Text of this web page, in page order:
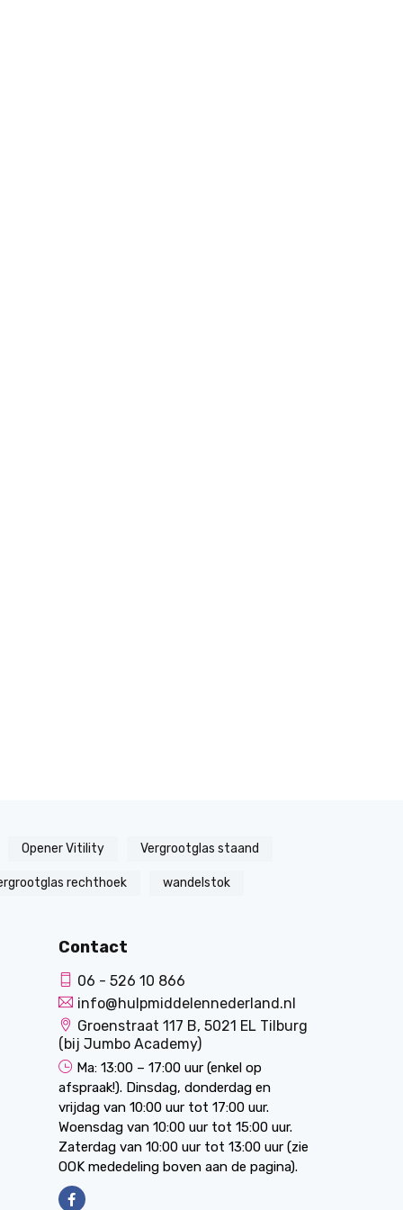
Opener Vitility Vergrootglas staand
rechthoek wandelstok
Contact
06 - 526 10 866
info@hulpmiddelennederland.nl
Groenstraat 117 B, 5021 EL Tilburg
(bij Jumbo Academy)
Ma: 13:00 – 17:00 uur (enkel op
afspraak!). Dinsdag, donderdag en
vrijdag van 10:00 uur tot 17:00 uur.
Woensdag van 10:00 uur tot 15:00 uur.
Zaterdag van 10:00 uur tot 13:00 uur (zie
OOK mededeling boven aan de pagina).